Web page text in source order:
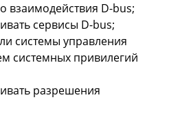
взаимодействия D-bus;
сервисы D-bus;
системы управления
системных привилегий
разрешения